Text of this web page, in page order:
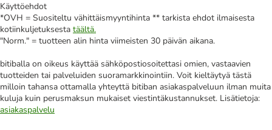
Käyttöehdot
*OVH = Suositeltu vähittäismyyntihinta ** tarkista ehdot ilmaisesta
kotiinkuljetuksesta täältä.
"Norm." = tuotteen alin hinta viimeisten 30 päivän aikana.
bitiballa on oikeus käyttää sähköpostiosoitettasi omien, vastaavien
tuotteiden tai palveluiden suoramarkkinointiin. Voit kieltäytyä tästä
milloin tahansa ottamalla yhteyttä bitiban asiakaspalveluun ilman muita
kuluja kuin perusmaksun mukaiset viestintäkustannukset. Lisätietoja:
asiakaspalvelu